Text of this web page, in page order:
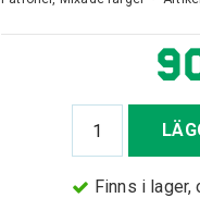
Finns i lager,